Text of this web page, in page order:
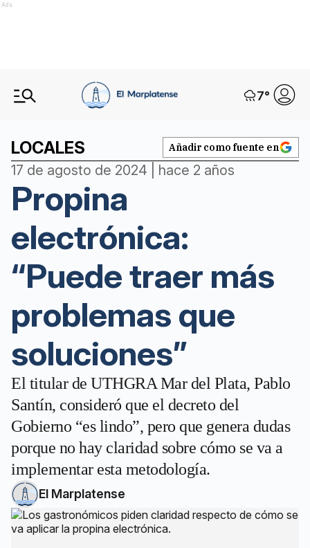
Ads
7°
LOCALES Añadir como fuente en
17 de agosto de 2024 | hace 2 años
Propina
electrónica:
“Puede traer más
problemas que
soluciones”
El titular de UTHGRA Mar del Plata, Pablo
Santín, consideró que el decreto del
Gobierno “es lindo”, pero que genera dudas
porque no hay claridad sobre cómo se va a
implementar esta metodología.
El Marplatense